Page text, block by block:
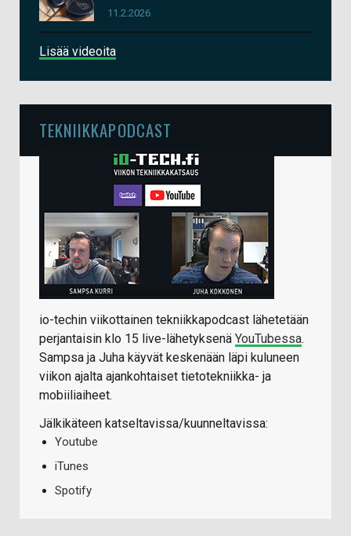
11.2.2026
Lisää videoita
TEKNIIKKAPODCAST
io-techin viikottainen tekniikkapodcast lähetetään
perjantaisin klo 15 live-lähetyksenä YouTubessa.
Sampsa ja Juha käyvät keskenään läpi kuluneen
viikon ajalta ajankohtaiset tietotekniikka- ja
mobiiliaiheet.
Jälkikäteen katseltavissa/kuunneltavissa:
Youtube
iTunes
Spotify